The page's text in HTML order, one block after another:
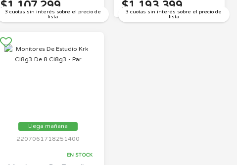
3 cuotas sin interés sobre el precio de
lista
$1.107.299
3 cuotas sin interés sobre el precio de
lista
$1.193.399
Llega mañana
2207061718251400
EN STOCK